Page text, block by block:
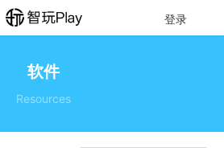
登录
软件
Resources